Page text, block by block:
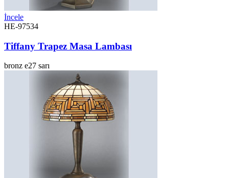
İncele
HE-97534
Tiffany Trapez Masa Lambası
bronz e27 sarı